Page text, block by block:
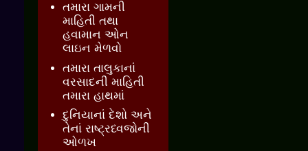
તમારા ગામની
માહિતી તથા
હવામાન ઓન
લાઇન મેળવો
તમારા તાલુકાનાં
વરસાદની માહિતી
તમારા હાથમાં
દુનિયાનાં દેશો અને
તેનાં રાષ્ટ્રધ્વજોની
ઓળખ